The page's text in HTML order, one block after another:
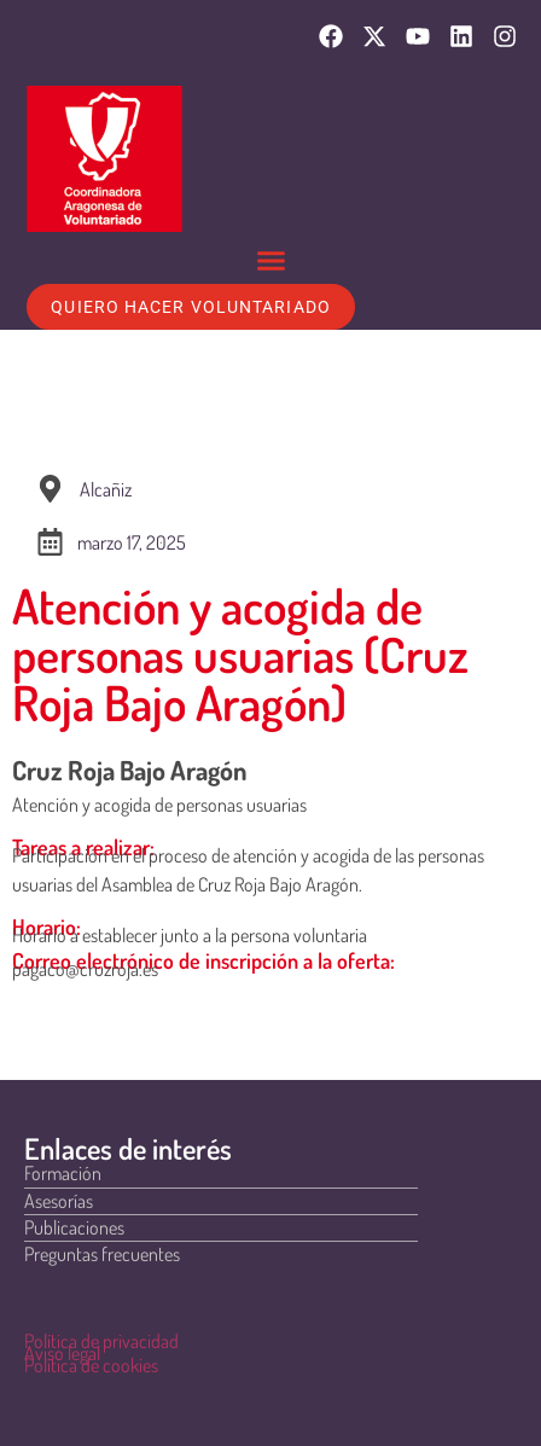
QUIERO HACER VOLUNTARIADO
Alcañiz
marzo 17, 2025
Atención y acogida de
personas usuarias (Cruz
Roja Bajo Aragón)
Cruz Roja Bajo Aragón
Atención y acogida de personas usuarias
Tareas a realizar:
Participación en el proceso de atención y acogida de las personas
usuarias del Asamblea de Cruz Roja Bajo Aragón.
Horario:
Horario a establecer junto a la persona voluntaria
Correo electrónico de inscripción a la oferta:
pagaco@cruzroja.es
Enlaces de interés
Formación
Asesorías
Publicaciones
Preguntas frecuentes
Política de privacidad
Aviso legal
Política de cookies